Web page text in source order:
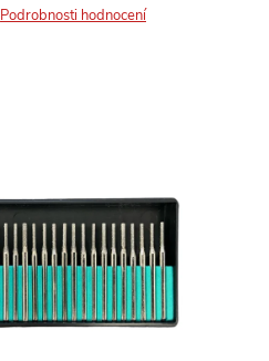
Podrobnosti hodnocení